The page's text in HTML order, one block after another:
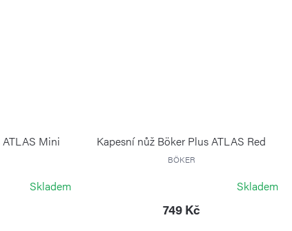
Mini
Skladem
Kapesní nůž Böker Plus ATLAS Red
BÖKER
Skladem
749 Kč